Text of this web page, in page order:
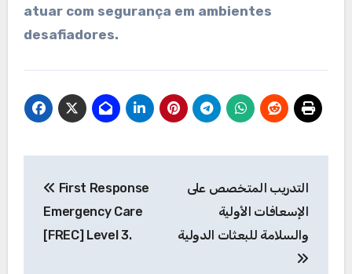
atuar com segurança em ambientes
desafiadores.
navigation
First Response
Emergency Care
[FREC] Level 3.
التدريب المتخصص على
الإسعافات الأولية
والسلامة للبعثات الدولية